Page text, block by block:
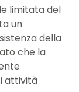
limitata del
un
della
che la
attività